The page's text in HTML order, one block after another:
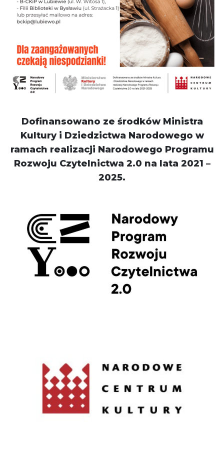
Dofinansowano ze środków Ministra
Kultury i Dziedzictwa Narodowego w
ramach realizacji Narodowego Programu
Rozwoju Czytelnictwa 2.0 na lata 2021 –
2025.